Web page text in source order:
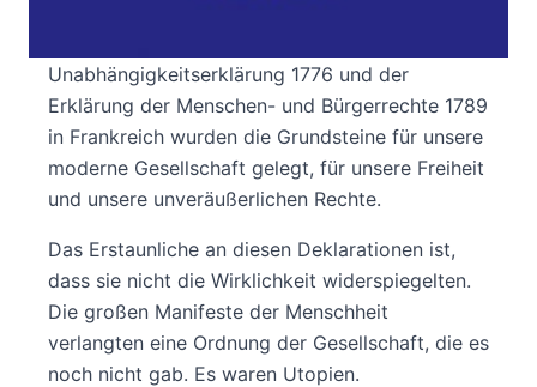
Unabhängigkeitserklärung 1776 und der
Erklärung der Menschen- und Bürgerrechte 1789
in Frankreich wurden die Grundsteine für unsere
moderne Gesellschaft gelegt, für unsere Freiheit
und unsere unveräußerlichen Rechte.
Das Erstaunliche an diesen Deklarationen ist,
dass sie nicht die Wirklichkeit widerspiegelten.
Die großen Manifeste der Menschheit
verlangten eine Ordnung der Gesellschaft, die es
noch nicht gab. Es waren Utopien.